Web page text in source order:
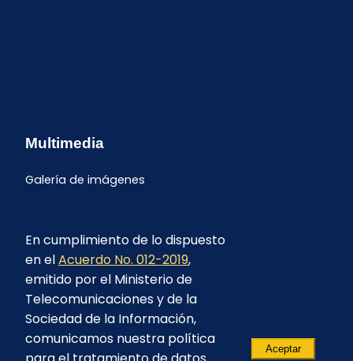
Multimedia
Galería de imágenes
En cumplimiento de lo dispuesto
en elAcuerdo No. 012-2019,
emitido por el Ministerio de
Telecomunicaciones y de la
Sociedad de la Información,
comunicamos nuestra política
Aceptar